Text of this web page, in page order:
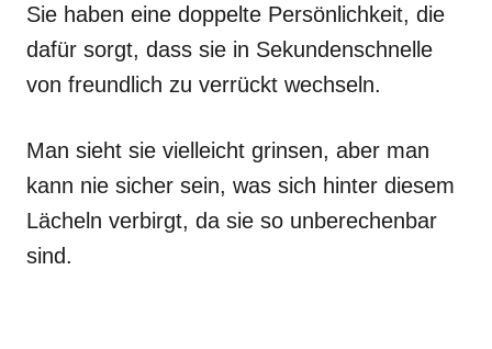
Sie haben eine doppelte Persönlichkeit, die
dafür sorgt, dass sie in Sekundenschnelle
von freundlich zu verrückt wechseln.
Man sieht sie vielleicht grinsen, aber man
kann nie sicher sein, was sich hinter diesem
Lächeln verbirgt, da sie so unberechenbar
sind.